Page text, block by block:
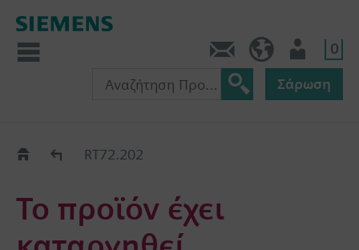
0
Σάρωση
Old2NewRT72.202
Το προϊόν έχει